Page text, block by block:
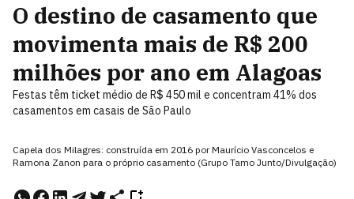
O destino de casamento que
movimenta mais de R$ 200
milhões por ano em Alagoas
Festas têm ticket médio de R$ 450 mil e concentram 41% dos
casamentos em casais de São Paulo
Capela dos Milagres: construída em 2016 por Maurício Vasconcelos e
Ramona Zanon para o próprio casamento (Grupo Tamo Junto/Divulgação)